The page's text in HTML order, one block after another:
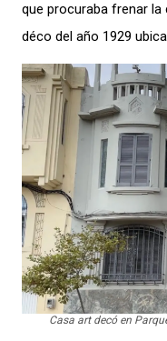
que procuraba frenar
déco del año 1929
Casa art decó en